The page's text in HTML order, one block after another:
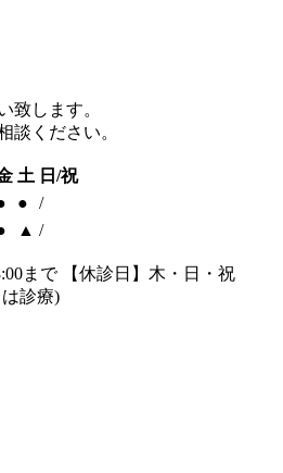
致します。
談ください。
土 日/祝
●
/
▲ /
まで 【休診日】木・日・祝
診療)